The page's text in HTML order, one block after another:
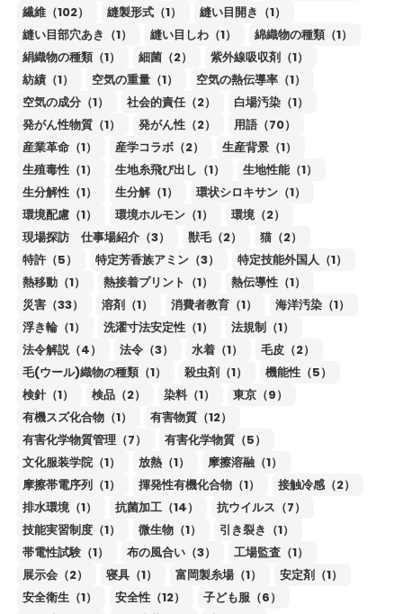
繊維（102）
縫製形式（1）
縫い目開き（1）
縫い目部穴あき（1）
縫い目しわ（1）
綿織物の種類（1）
絹織物の種類（1）
細菌（2）
紫外線吸収剤（1）
紡績（1）
空気の重量（1）
空気の熱伝導率（1）
空気の成分（1）
社会的責任（2）
白場汚染（1）
発がん性物質（1）
発がん性（2）
用語（70）
産業革命（1）
産学コラボ（2）
生産背景（1）
生殖毒性（1）
生地糸飛び出し（1）
生地性能（1）
生分解性（1）
生分解（1）
環状シロキサン（1）
環境配慮（1）
環境ホルモン（1）
環境（2）
現場探訪 仕事場紹介（3）
獣毛（2）
猫（2）
特許（5）
特定芳香族アミン（3）
特定技能外国人（1）
熱移動（1）
熱接着プリント（1）
熱伝導性（1）
災害（33）
溶剤（1） 消費者教育（1）
海洋汚染（1）
浮き輪（1）
洗濯寸法安定性（1）
法規制（1）
法令解説（4）
法令（3） 水着（1）
毛皮（2）
毛(ウール)織物の種類（1）
殺虫剤（1）
機能性（5）
検針（1）
検品（2） 染料（1）
東京（9）
有機スズ化合物（1）
有害物質（12）
有害化学物質管理（7）
有害化学物質（5）
文化服装学院（1）
放熱（1）
摩擦溶融（1）
摩擦帯電序列（1）
揮発性有機化合物（1）
接触冷感（2）
排水環境（1）
抗菌加工（14）
抗ウイルス（7）
技能実習制度（1）
微生物（1）
引き裂き（1）
帯電性試験（1）
布の風合い（3）
工場監査（1）
展示会（2）
寝具（1） 富岡製糸場（1）
安定剤（1）
安全衛生（1）
安全性（12）
子ども服（6）